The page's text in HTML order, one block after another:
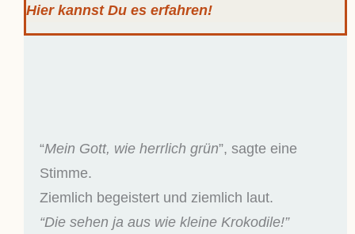
Hier kannst Du es erfahren!
“Mein Gott, wie herrlich grün”, sagte eine
Stimme.
Ziemlich begeistert und ziemlich laut.
“Die sehen ja aus wie kleine Krokodile!”